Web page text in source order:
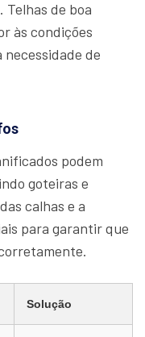
de boa
às condições
de
podem
goteiras e
calhas e a
para garantir que
Solução